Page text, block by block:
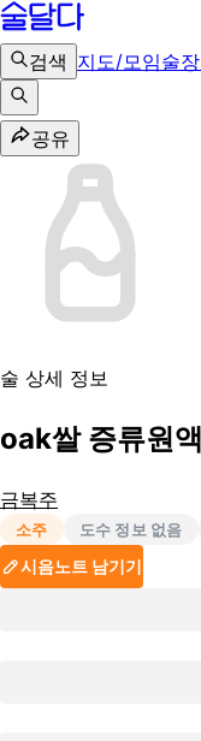
검색 지도/모임술
공유
술 상세 정보
oak쌀 증류원
금복주
소주 도수 정보 없음
시음노트 남기기